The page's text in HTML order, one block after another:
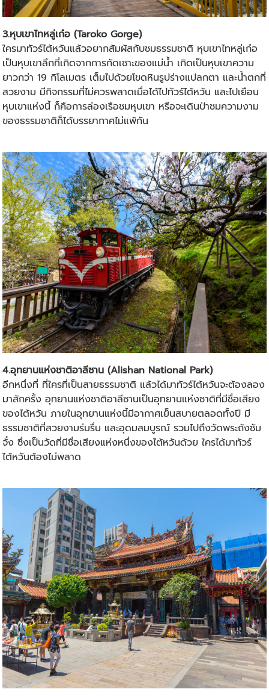
3.หุบเขาไทหลู่เก๋อ (Taroko Gorge)
ใครมาทัวร์ไต้หวันแล้วอยากสัมผัสกับชมธรรมชาติ หุบเขาไทหลู่เก๋อ
เป็นหุบเขาลึกที่เกิดจากการกัดเซาะของแม่น้ำ เกิดเป็นหุบเขาความ
ยาวกว่า 19 กิโลเมตร เต็มไปด้วยโขดหินรูปร่างแปลกตา และน้ำตกที่
สวยงาม มีกิจกรรมที่ไม่ควรพลาดเมื่อได้ไปทัวร์ไต้หวัน และไปเยือน
หุบเขาแห่งนี้ ก็คือการล่องเรือชมหุบเขา หรือจะเดินป่าชมความงาม
ของธรรมชาติก็ได้บรรยากาศไม่แพ้กัน
4.อุทยานแห่งชาติอาลีซาน (Alishan National Park)
อีกหนึ่งที่ ที่ใครที่เป็นสายธรรมชาติ แล้วได้มาทัวร์ไต้หวันจะต้องลอง
มาสักครั้ง อุทยานแห่งชาติอาลีซานเป็นอุทยานแห่งชาติที่มีชื่อเสียง
ของไต้หวัน ภายในอุทยานแห่งนี้มีอากาศเย็นสบายตลอดทั้งปี มี
ธรรมชาติที่สวยงามร่มรื่น และอุดมสมบูรณ์ รวมไปถึงวัดพระถังซัม
จั๋ง ซึ่งเป็นวัดที่มีชื่อเสียงแห่งหนึ่งของไต้หวันด้วย ใครได้มาทัวร์
ไต้หวันต้องไม่พลาด